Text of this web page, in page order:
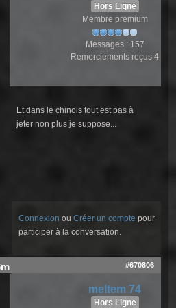
Hors Ligne
Membre premium
Messages : 157
Remerciements reçus 4
Et dans le chinois tout est pas à
jeter non plus je suppose...
Connexion ouCréer un compte pour
participer à la conversation.
#670806
meltem 74
Hors Ligne